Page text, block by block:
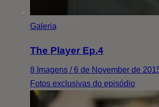
Galeria
The Player Ep.4
8 Imagens / 6 de November de
Fotos exclusivas do episódio